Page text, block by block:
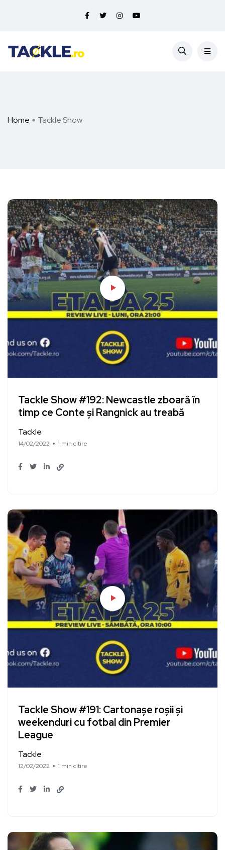
Home Tackle Show
Tackle Show #192: Newcastle zboară în
timp ce Conte și Rangnick au treabă
Tackle
14/02/2022 1 min citire
Tackle Show #191: Cartonașe roșii și
weekenduri cu fotbal din Premier
League
Tackle
12/02/2022 1 min citire